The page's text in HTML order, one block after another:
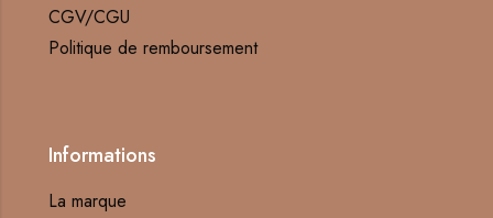
CGV/CGU
Politique de remboursement
Informations
La marque